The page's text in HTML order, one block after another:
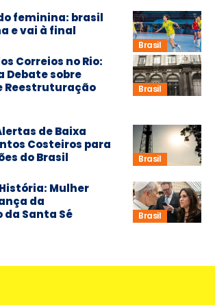
Brasil
feminina: brasil
e vai à final
Brasil
Correios no Rio:
Debate sobre
Reestruturação
Brasil
de Baixa
Costeiros para
do Brasil
Brasil
Mulher
da
Santa Sé